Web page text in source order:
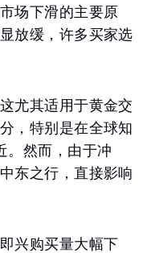
场下滑的主要原
放缓，许多买家选
尤其适用于黄金交
，特别是在全球知
然而，由于冲
东之行，直接影响
兴购买量大幅下